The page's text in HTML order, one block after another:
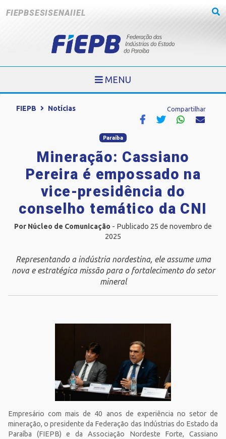
FIEPBSESISENAIIEL
MENU
FIEPB Notícias Compartilhar
Paraíba
Mineração: Cassiano
Pereira é empossado na
vice-presidência do
conselho temático da CNI
Por Núcleo de Comunicação - Publicado 25 de novembro de
2025
Representando a indústria nordestina, ele assume uma
nova e estratégica missão para o fortalecimento do setor
mineral
Empresário com mais de 40 anos de experiência no setor de
mineração, o presidente da Federação das Indústrias do Estado da
Paraíba (FIEPB) e da Associação Nordeste Forte, Cassiano